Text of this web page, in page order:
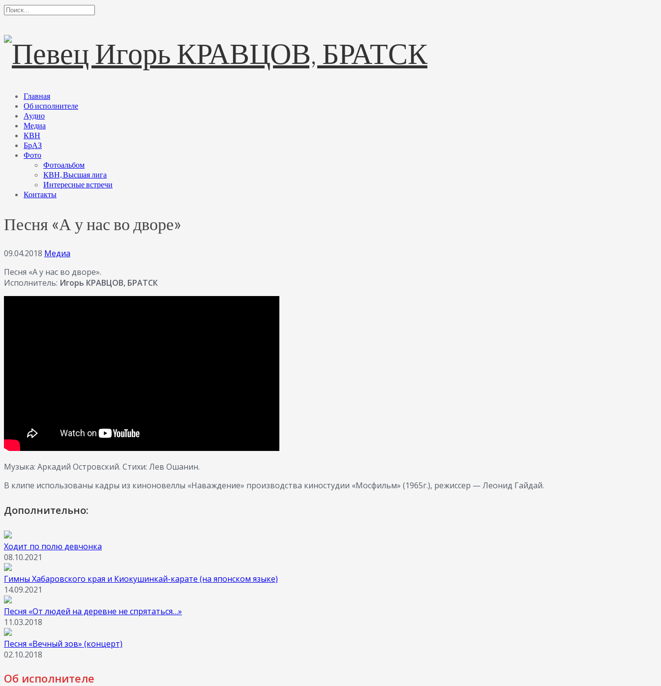
Главная
Об исполнителе
Аудио
Медиа
КВН
БрАЗ
Фото
Фотоальбом
КВН, Высшая лига
Интересные встречи
Контакты
Песня «А у нас во дворе»
09.04.2018 Медиа
Песня «А у нас во дворе».
Исполнитель: Игорь КРАВЦОВ, БРАТСК
Музыка: Аркадий Островский. Стихи: Лев Ошанин.
В клипе использованы кадры из киноновеллы «Наваждение» производства киностудии «Мосфильм» (1965г.), режиссер — Леонид Гайдай.
Дополнительно:
Ходит по полю девчонка
08.10.2021
Гимны Хабаровского края и Киокушинкай-карате (на японском языке)
14.09.2021
Песня «От людей на деревне не спрятаться…»
11.03.2018
Песня «Вечный зов» (концерт)
02.10.2018
Об исполнителе